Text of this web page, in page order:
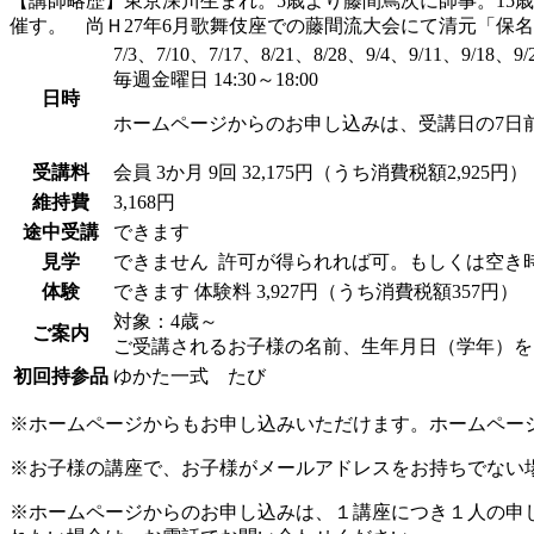
催す。 尚Ｈ27年6月歌舞伎座での藤間流大会にて清元「保
日時
7/3、7/10、7/17、8/21、8/28、9/4、9/11、9/18、9/
毎週金曜日 14:30～18:00
ホームページからのお申し込みは、受講日の7日
受講料 会員 3か月 9回 32,175円（うち消費税額2,925円）
維持費
3,168円
途中受講
できます
見学
できません 許可が得られれば可。もしくは空き
体験
できます 体験料 3,927円（うち消費税額357円）
ご案内
対象：4歳～
ご受講されるお子様の名前、生年月日（学年）
初回持参品 ゆかた一式 たび
※ホームページからもお申し込みいただけます。ホームペ
※お子様の講座で、お子様がメールアドレスをお持ちでな
※ホームページからのお申し込みは、１講座につき１人の